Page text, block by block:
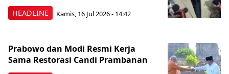
HEADLINE Kamis, 16 Jul 2026 - 14:42
Prabowo dan Modi Resmi Kerja
Sama Restorasi Candi Prambanan